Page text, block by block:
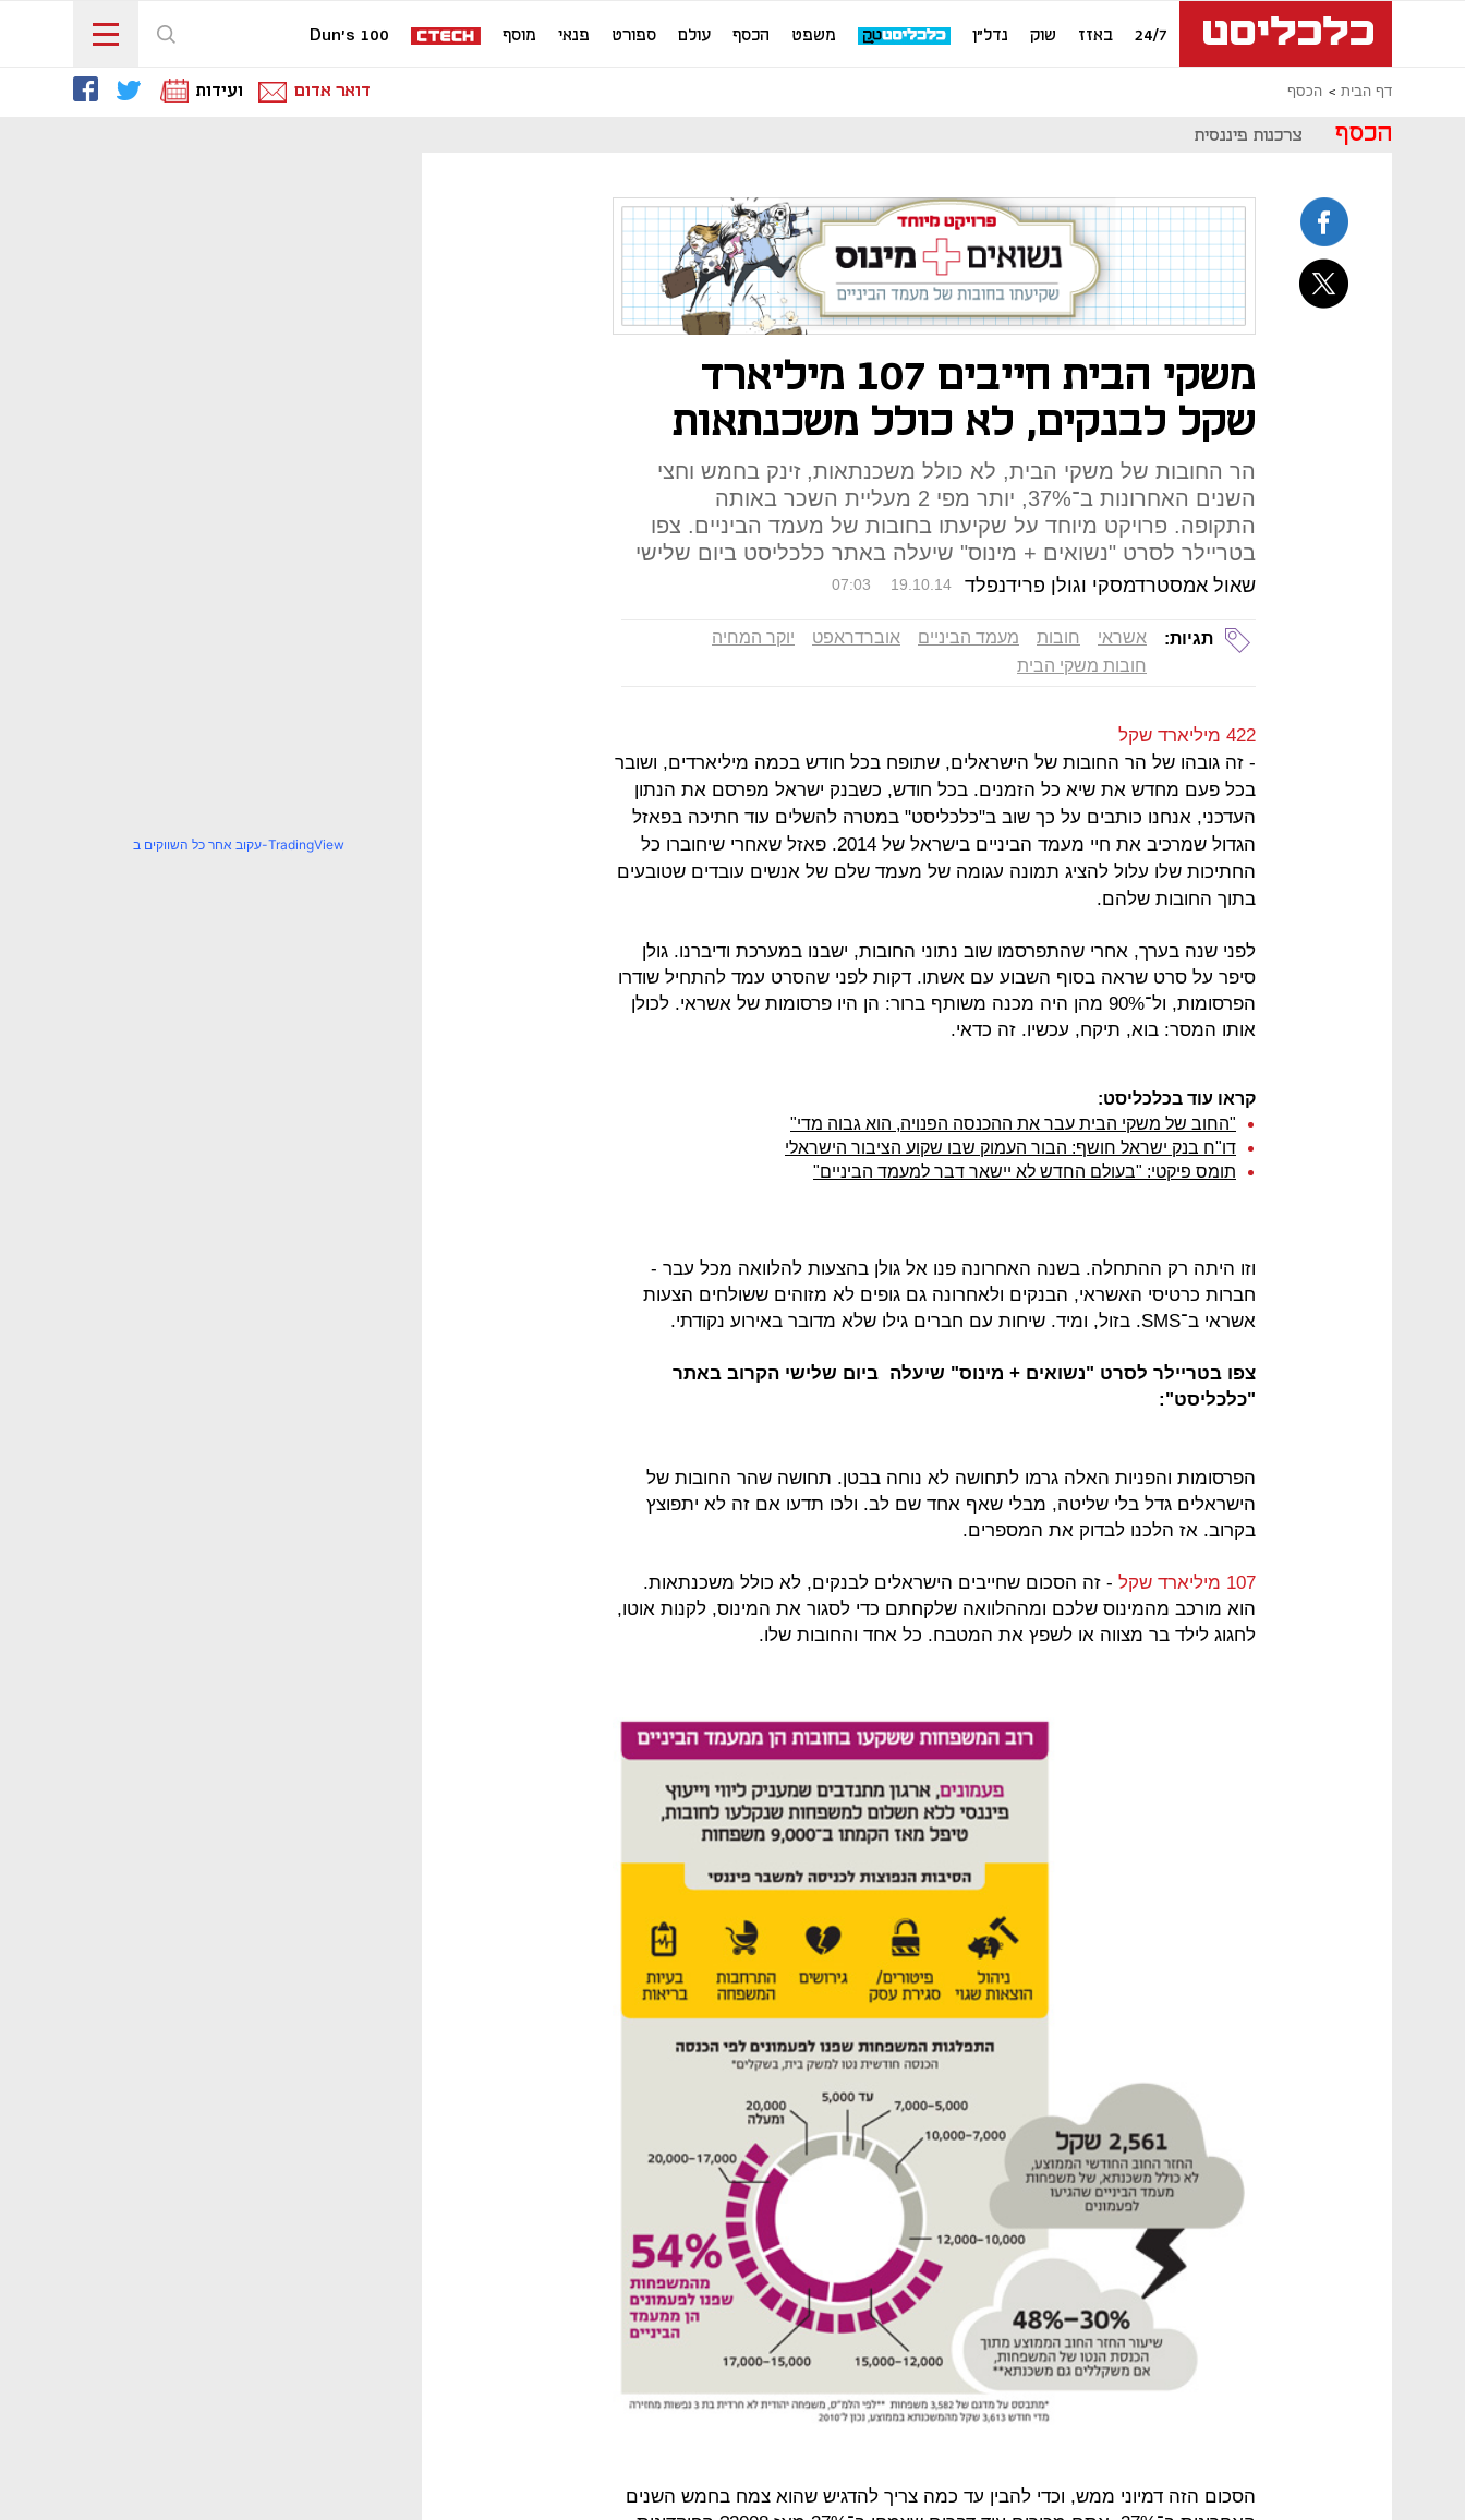
24/7 באזז שוק נדל"ן משפט הכסף עולם ספורט פנאי מוסף Dun's 100
דף הבית הכסף דואר אדום ועידות
הכסף צרכנות פיננסית
משקי הבית חייבים 107 מיליארד
שקל לבנקים, לא כולל משכנתאות
הר החובות של משקי הבית, לא כולל משכנתאות, זינק בחמש וחצי
השנים האחרונות ב־37%, יותר מפי 2 מעליית השכר באותה
התקופה. פרויקט מיוחד על שקיעתו בחובות של מעמד הביניים. צפו
בטריילר לסרט "נשואים + מינוס" שיעלה באתר כלכליסט ביום שלישי
שאול אמסטרדמסקי וגולן פרידנפלד 07:03 19.10.14
תגיות: אשראי חובות מעמד הביניים אוברדראפט
יוקר המחיה
חובות משקי הבית
422 מיליארד שקל
- זה גובהו של הר החובות של הישראלים, שתופח בכל חודש בכמה מיליארדים, ושובר
בכל פעם מחדש את שיא כל הזמנים. בכל חודש, כשבנק ישראל מפרסם את הנתון
העדכני, אנחנו כותבים על כך שוב ב"כלכליסט" במטרה להשלים עוד חתיכה בפאזל
הגדול שמרכיב את חיי מעמד הביניים בישראל של 2014. פאזל שאחרי שיחוברו כל
החתיכות שלו עלול להציג תמונה עגומה של מעמד שלם של אנשים עובדים שטובעים
בתוך החובות שלהם.
לפני שנה בערך, אחרי שהתפרסמו שוב נתוני החובות, ישבנו במערכת ודיברנו. גולן
סיפר על סרט שראה בסוף השבוע עם אשתו. דקות לפני שהסרט עמד להתחיל שודרו
הפרסומות, ול־90% מהן היה מכנה משותף ברור: הן היו פרסומות של אשראי. לכולן
אותו המסר: בוא, תיקח, עכשיו. זה כדאי.
קראו עוד בכלכליסט:
"החוב של משקי הבית עבר את ההכנסה הפנויה, הוא גבוה מדי"
דו"ח בנק ישראל חושף: הבור העמוק שבו שקוע הציבור הישראלי
תומס פיקטי: "בעולם החדש לא יישאר דבר למעמד הביניים"
וזו היתה רק ההתחלה. בשנה האחרונה פנו אל גולן בהצעות להלוואה מכל עבר -
חברות כרטיסי האשראי, הבנקים ולאחרונה גם גופים לא מזוהים ששולחים הצעות
אשראי ב־SMS. בזול, ומיד. שיחות עם חברים גילו שלא מדובר באירוע נקודתי.
צפו בטריילר לסרט "נשואים + מינוס" שיעלה ביום שלישי הקרוב באתר
"כלכליסט":
הפרסומות והפניות האלה גרמו לתחושה לא נוחה בבטן. תחושה שהר החובות של
הישראלים גדל בלי שליטה, מבלי שאף אחד שם לב. ולכו תדעו אם זה לא יתפוצץ
בקרוב. אז הלכנו לבדוק את המספרים.
107 מיליארד שקל
- זה הסכום שחייבים הישראלים לבנקים, לא כולל משכנתאות.
הוא מורכב מהמינוס שלכם ומההלוואה שלקחתם כדי לסגור את המינוס, לקנות אוטו,
לחגוג לילד בר מצווה או לשפץ את המטבח. כל אחד והחובות שלו.
הסכום הזה דמיוני ממש, וכדי להבין עד כמה צריך להדגיש שהוא צמח בחמש השנים
עקוב אחר כל השווקים ב-TradingView